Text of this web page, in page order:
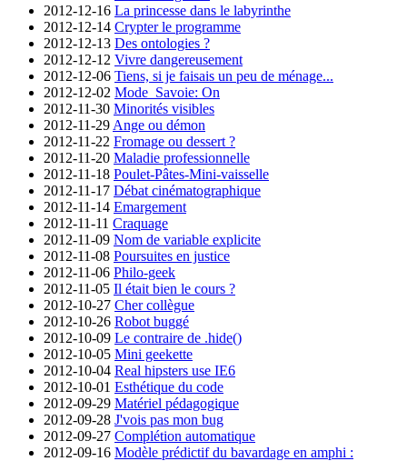
2012-12-16 La princesse dans le labyrinthe
2012-12-14 Crypter le programme
2012-12-13 Des ontologies ?
2012-12-12 Vivre dangereusement
2012-12-06 Tiens, si je faisais un peu de ménage...
2012-12-02 Mode_Savoie: On
2012-11-30 Minorités visibles
2012-11-29 Ange ou démon
2012-11-22 Fromage ou dessert ?
2012-11-20 Maladie professionnelle
2012-11-18 Poulet-Pâtes-Mini-vaisselle
2012-11-17 Débat cinématographique
2012-11-14 Emargement
2012-11-11 Craquage
2012-11-09 Nom de variable explicite
2012-11-08 Poursuites en justice
2012-11-06 Philo-geek
2012-11-05 Il était bien le cours ?
2012-10-27 Cher collègue
2012-10-26 Robot buggé
2012-10-09 Le contraire de .hide()
2012-10-05 Mini geekette
2012-10-04 Real hipsters use IE6
2012-10-01 Esthétique du code
2012-09-29 Matériel pédagogique
2012-09-28 J'vois pas mon bug
2012-09-27 Complétion automatique
2012-09-16 Modèle prédictif du bavardage en amphi :